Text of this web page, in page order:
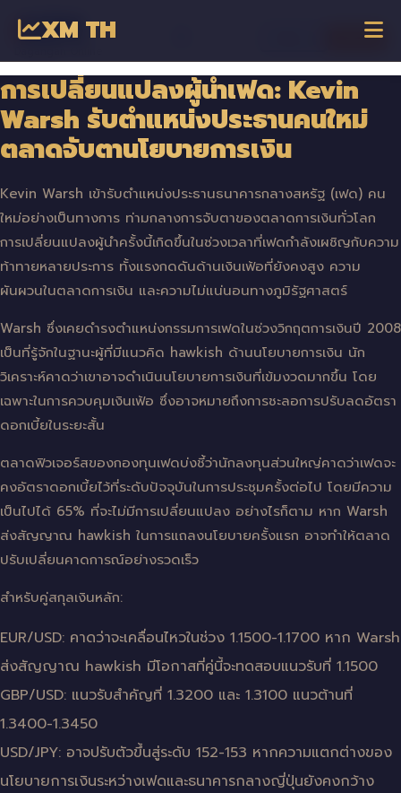
XM TH เริ่มเทรด
การเปลี่ยนแปลงผู้นำเฟด: Kevin
Warsh รับตำแหน่งประธานคนใหม่
ตลาดจับตานโยบายการเงิน
Kevin Warsh เข้ารับตำแหน่งประธานธนาคารกลางสหรัฐ (เฟด) คน
ใหม่อย่างเป็นทางการ ท่ามกลางการจับตาของตลาดการเงินทั่วโลก
การเปลี่ยนแปลงผู้นำครั้งนี้เกิดขึ้นในช่วงเวลาที่เฟดกำลังเผชิญกับความ
ท้าทายหลายประการ ทั้งแรงกดดันด้านเงินเฟ้อที่ยังคงสูง ความ
ผันผวนในตลาดการเงิน และความไม่แน่นอนทางภูมิรัฐศาสตร์
Warsh ซึ่งเคยดำรงตำแหน่งกรรมการเฟดในช่วงวิกฤตการเงินปี 2008
เป็นที่รู้จักในฐานะผู้ที่มีแนวคิด hawkish ด้านนโยบายการเงิน นัก
วิเคราะห์คาดว่าเขาอาจดำเนินนโยบายการเงินที่เข้มงวดมากขึ้น โดย
เฉพาะในการควบคุมเงินเฟ้อ ซึ่งอาจหมายถึงการชะลอการปรับลดอัตรา
ดอกเบี้ยในระยะสั้น
ตลาดฟิวเจอร์สของกองทุนเฟดบ่งชี้ว่านักลงทุนส่วนใหญ่คาดว่าเฟดจะ
คงอัตราดอกเบี้ยไว้ที่ระดับปัจจุบันในการประชุมครั้งต่อไป โดยมีความ
เป็นไปได้ 65% ที่จะไม่มีการเปลี่ยนแปลง อย่างไรก็ตาม หาก Warsh
ส่งสัญญาณ hawkish ในการแถลงนโยบายครั้งแรก อาจทำให้ตลาด
ปรับเปลี่ยนคาดการณ์อย่างรวดเร็ว
สำหรับคู่สกุลเงินหลัก:
EUR/USD: คาดว่าจะเคลื่อนไหวในช่วง 1.1500-1.1700 หาก Warsh
ส่งสัญญาณ hawkish มีโอกาสที่คู่นี้จะทดสอบแนวรับที่ 1.1500
GBP/USD: แนวรับสำคัญที่ 1.3200 และ 1.3100 แนวต้านที่
1.3400-1.3450
USD/JPY: อาจปรับตัวขึ้นสู่ระดับ 152-153 หากความแตกต่างของ
นโยบายการเงินระหว่างเฟดและธนาคารกลางญี่ปุ่นยังคงกว้าง